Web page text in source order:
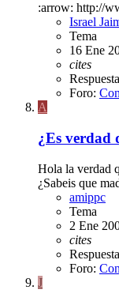
:arrow: http://
Israel
Tema
16 Ene
cites
Foro:
A
¿Es verdad
Hola la verdad
¿Sabeis que
amippc
Tema
2 Ene
cites
Foro:
J